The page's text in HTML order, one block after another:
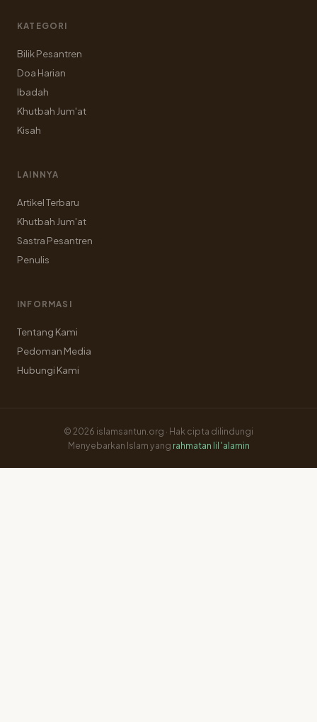
KATEGORI
Bilik Pesantren
Doa Harian
Ibadah
Khutbah Jum'at
Kisah
LAINNYA
Artikel Terbaru
Khutbah Jum'at
Sastra Pesantren
Penulis
INFORMASI
Tentang Kami
Pedoman Media
Hubungi Kami
© 2026 islamsantun.org · Hak cipta dilindungi
Menyebarkan Islam yang rahmatan lil 'alamin